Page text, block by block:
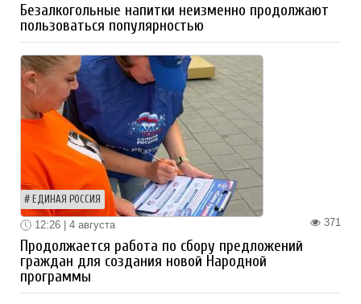
Безалкогольные напитки неизменно продолжают
пользоваться популярностью
ЕДИНАЯ РОССИЯ
371
12:26 | 4 августа
Продолжается работа по сбору предложений
граждан для создания новой Народной
программы